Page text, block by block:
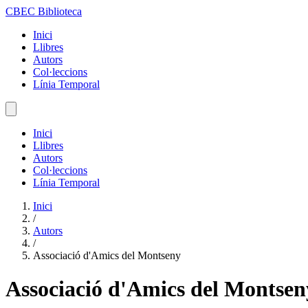
CBEC Biblioteca
Inici
Llibres
Autors
Col·leccions
Línia Temporal
Inici
Llibres
Autors
Col·leccions
Línia Temporal
Inici
/
Autors
/
Associació d'Amics del Montseny
Associació d'Amics del